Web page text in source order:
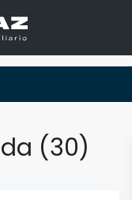
(30)